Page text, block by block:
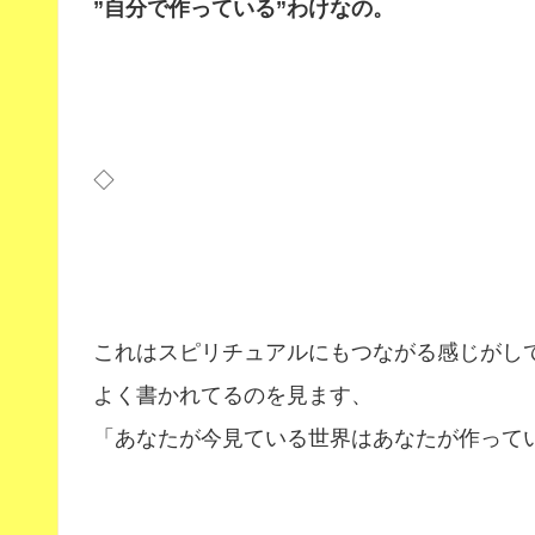
”自分で作っている”わけなの。
◇
これはスピリチュアルにもつながる感じがし
よく書かれてるのを見ます、
「あなたが今見ている世界はあなたが作って